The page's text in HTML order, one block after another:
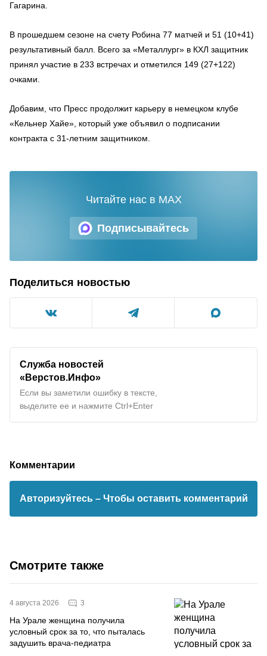
Гагарина.
В прошедшем сезоне на счету Робина 77 матчей и 51 (10+41)
результативный балл. Всего за «Металлург» в КХЛ защитник
принял участие в 233 встречах и отметился 149 (27+122)
очками.
Добавим, что Пресс продолжит карьеру в немецком клубе
«Кельнер Хайе», который уже объявил о подписании
контракта с 31-летним защитником.
Подписывайтесь
Читайте нас в MAX
Поделиться новостью
Служба новостей
«Верстов.Инфо»
Если вы заметили ошибку в тексте,
выделите ее и нажмите Ctrl+Enter
Комментарии
Авторизуйтесь – Чтобы оставить комментарий
Смотрите также
4 августа 2026 3
На Урале женщина получила
условный срок за то, что пыталась
задушить врача-педиатра